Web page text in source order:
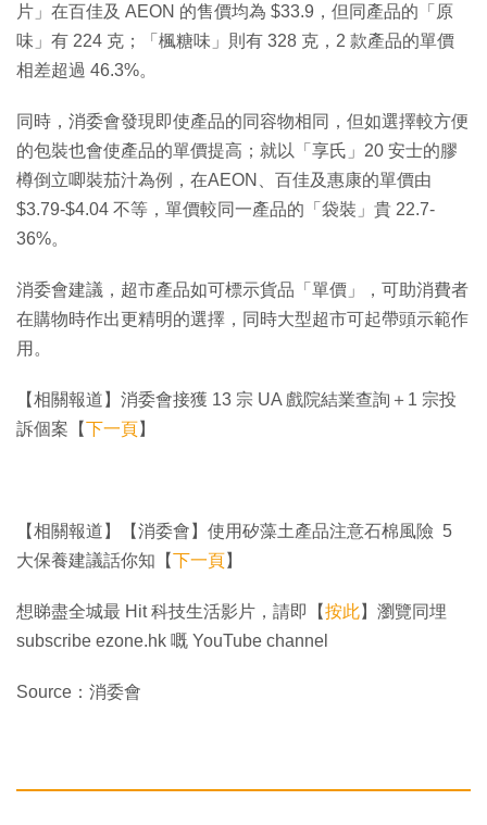
片」在百佳及 AEON 的售價均為 $33.9，但同產品的「原
味」有 224 克；「楓糖味」則有 328 克，2 款產品的單價
相差超過 46.3%。
同時，消委會發現即使產品的同容物相同，但如選擇較方便
的包裝也會使產品的單價提高；就以「享氏」20 安士的膠
樽倒立唧裝茄汁為例，在AEON、百佳及惠康的單價由
$3.79-$4.04 不等，單價較同一產品的「袋裝」貴 22.7-
36%。
消委會建議，超市產品如可標示貨品「單價」，可助消費者
在購物時作出更精明的選擇，同時大型超市可起帶頭示範作
用。
【相關報道】消委會接獲 13 宗 UA 戲院結業查詢＋1 宗投
訴個案【下一頁】
【相關報道】【消委會】使用矽藻土產品注意石棉風險 5
大保養建議話你知【下一頁】
想睇盡全城最 Hit 科技生活影片，請即【按此】瀏覽同埋
subscribe ezone.hk 嘅 YouTube channel
Source：消委會